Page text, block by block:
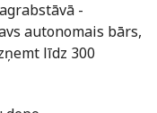
-
autonomais bārs,
līdz 300